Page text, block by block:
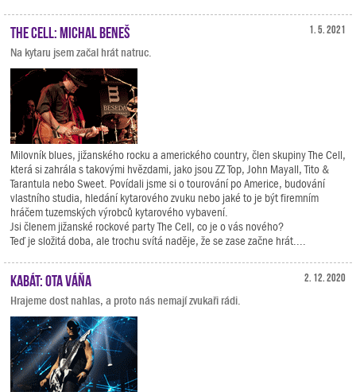
1. 5. 2021
The Cell: Michal Beneš
Na kytaru jsem začal hrát natruc.
Milovník blues, jižanského rocku a amerického country, člen skupiny The Cell,
která si zahrála s takovými hvězdami, jako jsou ZZ Top, John Mayall, Tito &
Tarantula nebo Sweet. Povídali jsme si o tourování po Americe, budování
vlastního studia, hledání kytarového zvuku nebo jaké to je být firemním
hráčem tuzemských výrobců kytarového vybavení.
Jsi členem jižanské rockové party The Cell, co je o vás nového?
Teď je složitá doba, ale trochu svítá naděje, že se zase začne hrát....
2. 12. 2020
Kabát: Ota Váňa
Hrajeme dost nahlas, a proto nás nemají zvukaři rádi.